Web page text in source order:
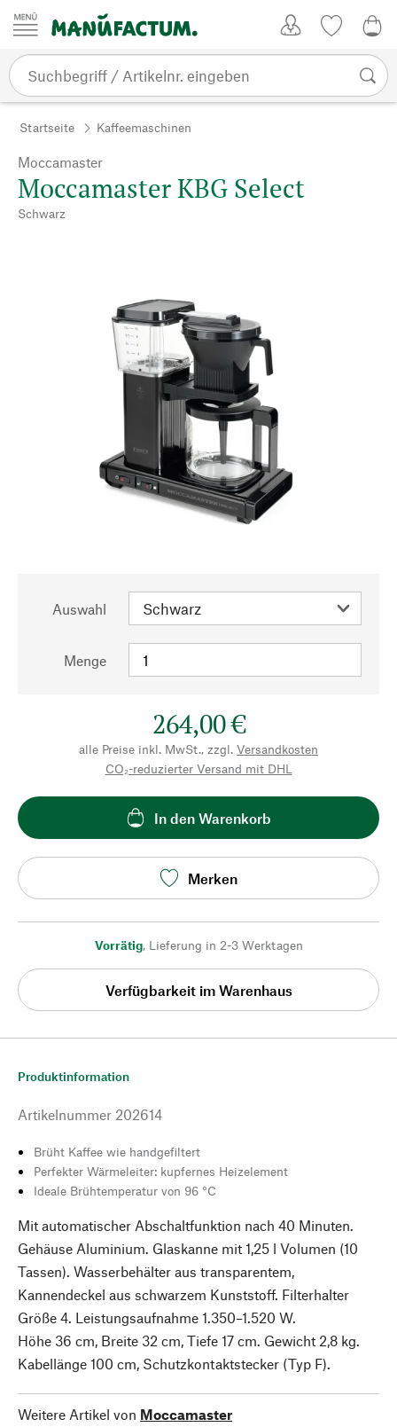
Zum Inhalt springen
Startseite Kaffeemaschinen
Moccamaster
Moccamaster KBG Select
Schwarz
Auswahl
Menge
264,00 €
alle Preise inkl. MwSt., zzgl. Versandkosten
CO₂-reduzierter Versand mit DHL
In den Warenkorb
Merken
Vorrätig, Lieferung in 2-3 Werktagen
Verfügbarkeit im Warenhaus
Produktinformation
Artikelnummer 202614
Brüht Kaffee wie handgefiltert
Perfekter Wärmeleiter: kupfernes Heizelement
Ideale Brühtemperatur von 96 °C
Mit automatischer Abschaltfunktion nach 40 Minuten.
Gehäuse Aluminium. Glaskanne mit 1,25 l Volumen (10
Tassen). Wasserbehälter aus transparentem,
Kannendeckel aus schwarzem Kunststoff. Filterhalter
Größe 4. Leistungsaufnahme 1.350–1.520 W.
Höhe 36 cm, Breite 32 cm, Tiefe 17 cm. Gewicht 2,8 kg.
Kabellänge 100 cm, Schutzkontaktstecker (Typ F).
Weitere Artikel von Moccamaster